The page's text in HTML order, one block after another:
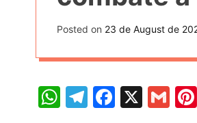
Posted on 23 de August de
W T
F
X
G